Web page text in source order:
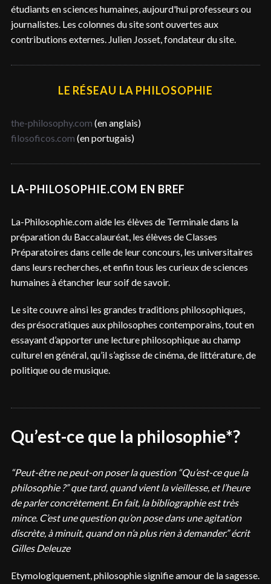
étudiants en sciences humaines, aujourd'hui professeurs ou
journalistes. Les colonnes du site sont ouvertes aux
contributions externes. Julien Josset, fondateur du site.
LE RÉSEAU LA PHILOSOPHIE
the-philosophy.com (en anglais)
filosoficos.com (en portugais)
LA-PHILOSOPHIE.COM EN BREF
La-Philosophie.com aide les élèves de Terminale dans la
préparation du Baccalauréat, les élèves de Classes
Préparatoires dans celle de leur concours, les universitaires
dans leurs recherches, et enfin tous les curieux de sciences
humaines à étancher leur soif de savoir.
Le site couvre ainsi les grandes traditions philosophiques,
des présocratiques aux philosophes contemporains, tout en
essayant d’apporter une lecture philosophique au champ
culturel en général, qu’il s’agisse de cinéma, de littérature, de
politique ou de musique.
Qu’est-ce que la philosophie*?
“Peut-être ne peut-on poser la question “Qu’est-ce que la
philosophie ?” que tard, quand vient la vieillesse, et l’heure
de parler concrètement. En fait, la bibliographie est très
mince. C’est une question qu’on pose dans une agitation
discrète, à minuit, quand on n’a plus rien à demander.” écrit
Gilles Deleuze
Etymologiquement, philosophie signifie amour de la sagesse.